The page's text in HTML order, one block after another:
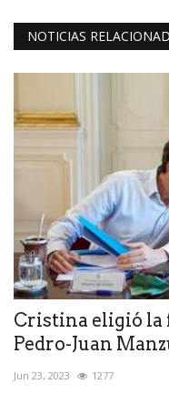
NOTICIAS
Cristina eligió la
Pedro-Juan
Jun 23, 2023 1277